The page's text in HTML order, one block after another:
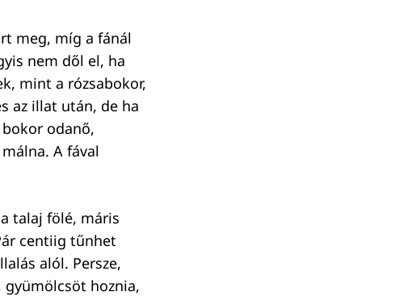
meg, míg a fánál
nem dől el, ha
mint a rózsabokor,
az illat után, de ha
odanő,
A fával
talaj fölé, máris
centiig tűnhet
alól. Persze,
hoznia,